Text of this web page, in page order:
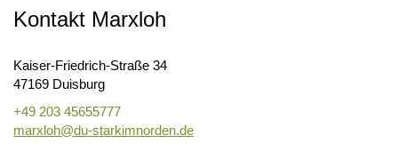
Kontakt Marxloh
Kaiser-Friedrich-Straße 34
47169 Duisburg
+49 203 45655777
marxloh@du-starkimnorden.de